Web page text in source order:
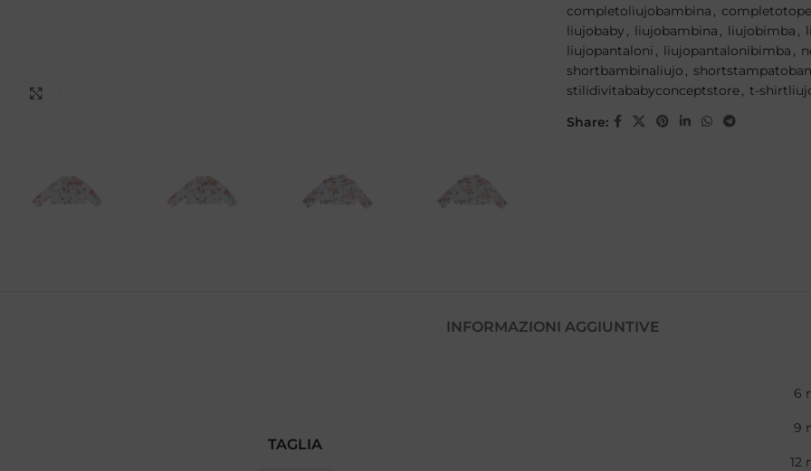
completoliujobambina ,
liujobaby , liujobambina , liujobimba ,
liujopantaloni , liujopantalonibimba ,
shortbambinaliujo ,
stilidivitababyconceptstore, t-
Share:
INFORMAZIONI AGGIUNTIVE
TAGLIA
6
9
12